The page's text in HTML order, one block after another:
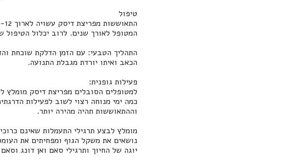
טיפול
המטופל לאורך שנים. לרוב יכלול הטיפול
התהליך הטבעי: עם הזמן הדלקת שוכחת
הכאב ואיתו יורדת מגבלת התנועה.
פעילות גופנית:
למטופלים הסובלים מפריצת דיסק מומלץ
כמה ימי מנוחה רצוי לשוב לפעילות
וההתאוששות תהיה מהירה יותר.
מומלץ לבצע תרגילי התעמלות שאינם
נושאים את משקל הגוף ומפחיתים את
יוגה של החיוך ותרגילי סאם ואן דונג